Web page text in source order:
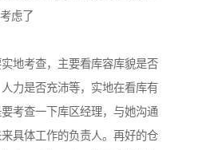
虑了
地考查，主要看库容库貌是否
力是否充沛等，实地在看库有
考查一下库区经理，与她沟通
具体工作的负责人。再好的仓